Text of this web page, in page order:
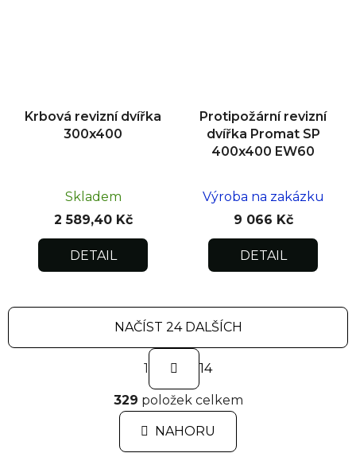
Krbová revizní dvířka
300x400
Skladem
2 589,40 Kč
DETAIL
Protipožární revizní
dvířka Promat SP
400x400 EW60
Výroba na zakázku
9 066 Kč
DETAIL
O
v
l
á
NAČÍST 24 DALŠÍCH
S
r
á
n
k
1 14
329 položek celkem
NAHORU